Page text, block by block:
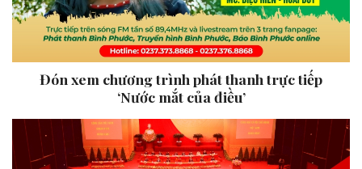
Đón xem chương trình phát thanh trực tiếp
‘Nước mắt của điều’